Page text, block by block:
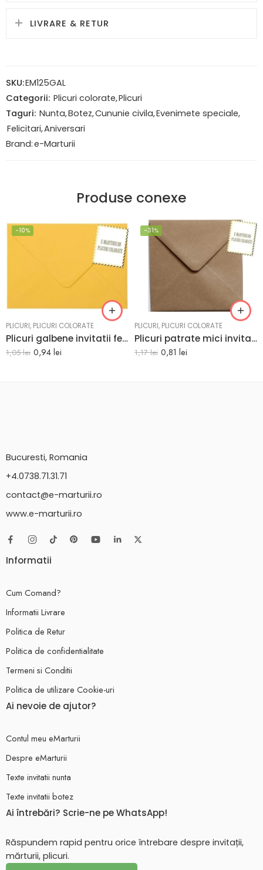
LIVRARE & RETUR
SKU:EM125GAL
Categorii: Plicuri colorate,Plicuri
Taguri: Nunta,Botez,Cununie civila,Evenimete speciale,
Felicitari,Aniversari
Brand:e-Marturii
Produse conexe
-10%
PLICURI, PLICURI COLORATE
Plicuri galbene invitatii felicitare 82 x 113 mm set 20 buc
1,05lei 0,94lei
-31%
PLICURI, PLICURI COLORATE
Plicuri patrate mici invitatii hartie craft reciclata Vintage 130 x 130 mm set 20 buc
1,17lei 0,81 lei
Bucuresti, Romania
+4.0738.71.31.71
contact@e-marturii.ro
www.e-marturii.ro
Informatii
Cum Comand?
Informatii Livrare
Politica de Retur
Politica de confidentialitate
Termeni si Conditii
Politica de utilizare Cookie-uri
Ai nevoie de ajutor?
Contul meu eMarturii
Despre eMarturii
Texte invitatii nunta
Texte invitatii botez
Ai întrebări? Scrie-ne pe WhatsApp!
Răspundem rapid pentru orice întrebare despre invitații,
mărturii, plicuri.